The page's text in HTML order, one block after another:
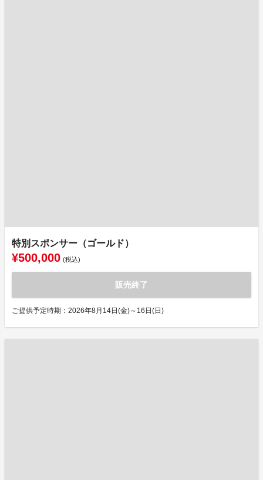
特別スポンサー（ゴールド）
¥500,000 (税込)
販売終了
ご提供予定時期：2026年8月14日(金)～16日(日)